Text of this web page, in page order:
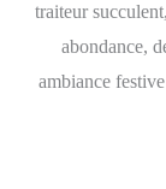
traiteur
abondance,
ambiance